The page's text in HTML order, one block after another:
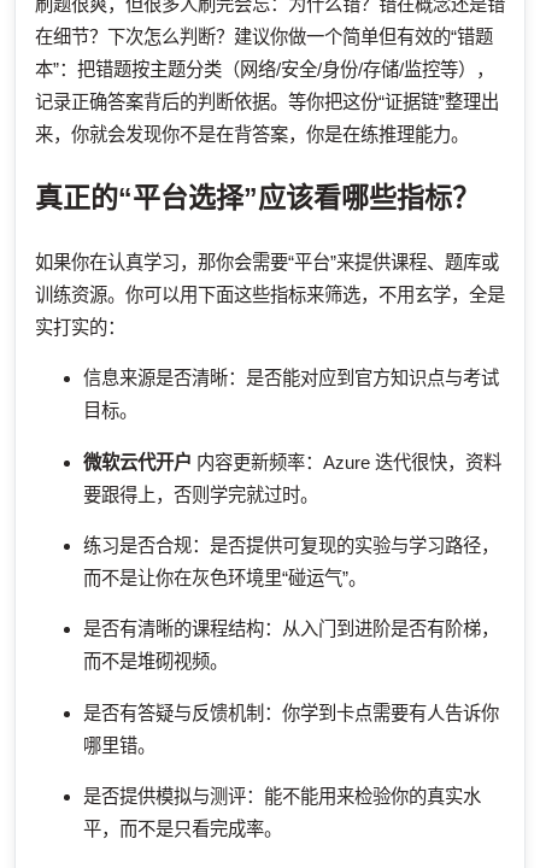
在细节？下次怎么判断？建议你做一个简单但有效的“错题
本”：把错题按主题分类（网络/安全/身份/存储/监控等），
记录正确答案背后的判断依据。等你把这份“证据链”整理出
来，你就会发现你不是在背答案，你是在练推理能力。
真正的“平台选择”应该看哪些指标？
如果你在认真学习，那你会需要“平台”来提供课程、题库或
训练资源。你可以用下面这些指标来筛选，不用玄学，全是
实打实的：
信息来源是否清晰：是否能对应到官方知识点与考试
目标。
微软云代开户 内容更新频率：Azure 迭代很快，资料
要跟得上，否则学完就过时。
练习是否合规：是否提供可复现的实验与学习路径，
而不是让你在灰色环境里“碰运气”。
是否有清晰的课程结构：从入门到进阶是否有阶梯，
而不是堆砌视频。
是否有答疑与反馈机制：你学到卡点需要有人告诉你
哪里错。
是否提供模拟与测评：能不能用来检验你的真实水
平，而不是只看完成率。